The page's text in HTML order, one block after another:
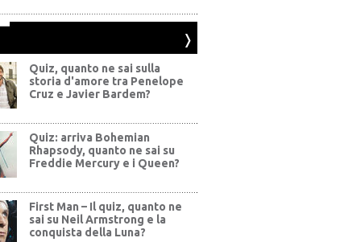
Quiz, quanto ne sai sulla
storia d'amore tra Penelope
Cruz e Javier Bardem?
Quiz: arriva Bohemian
Rhapsody, quanto ne sai su
Freddie Mercury e i Queen?
First Man – Il quiz, quanto ne
sai su Neil Armstrong e la
conquista della Luna?